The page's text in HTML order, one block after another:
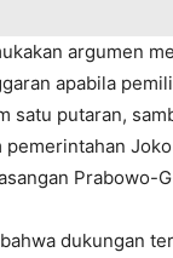
argumen
apabila
satu putaran,
Prabowo-
dukungan